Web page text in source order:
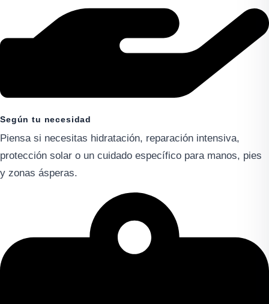
Según tu necesidad
Piensa si necesitas hidratación, reparación intensiva,
protección solar o un cuidado específico para manos, pies
y zonas ásperas.